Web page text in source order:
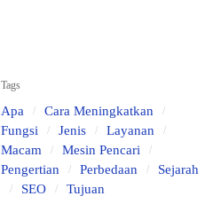
Tags
Apa
Cara Meningkatkan
Fungsi
Jenis
Layanan
Macam
Mesin Pencari
Pengertian
Perbedaan
Sejarah
SEO
Tujuan